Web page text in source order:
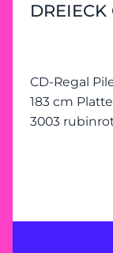
CD-Regal Pile - P 276 OW c BTH: ca. 30 x 17 x
183 cm Platte: Optiwhite color (10 mm) RAL
3003 rubinrot Tür innenseitig